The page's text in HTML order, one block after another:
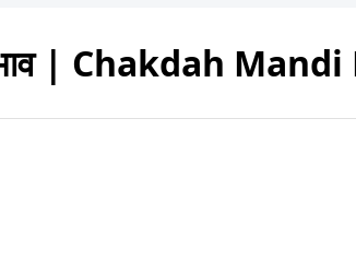
| Chakdah Mandi